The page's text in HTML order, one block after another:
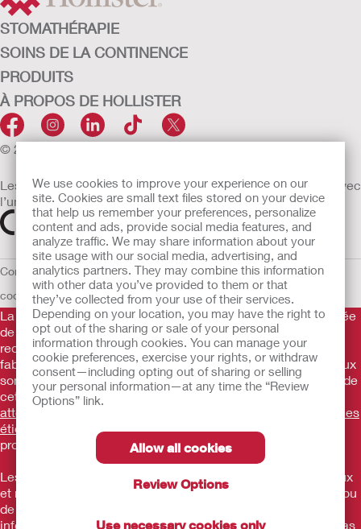
We use cookies to improve your experience on our
site. Cookies are small text files stored on your device
that help us remember your preferences, personalize
content and ads, provide social media features, and
analyze traffic. We may share information about your
site usage with our social media, advertising, and
analytics partners. They may combine this information
with other data you’ve provided to them or that
they’ve collected from your use of their services.
Depending on your location, you may have the right to
opt out of the sharing or sale of your personal
information through cookies. You can manage your
cookie preferences, exercise your rights, or withdraw
consent—including opting out of sharing or selling
your personal information—at any time the “Review
Options” link.
Allow all cookies
Review Options
Use necessary cookies only
STOMATHÉRAPIE
SOINS DE LA CONTINENCE
PRODUITS
À PROPOS DE HOLLISTER
© 2026 Hollister Incorporated
Les dispositifs médicaux vendus dans l’UE sont marqués avec
l’un des symboles suivants selon le besoin
Conditions d'utilisationPolitique de confidentialitéUtilisation des
cookies UE Avis au Dénonciateur
La Gamme de produits Hollister stomathérapie est constituée
de dispositifs d’appareillage d’une stomie permettant le
recueil des effluents. Il s’agit de dispositifs médicaux
fabriqués par Hollister Incorporated. Ces dispositifs médicaux
sont des produits de santé règlementés qui portent, au titre de
cette règlementation, le marquage CE.Consultez
attentivement les instructions figurant sur les notices et/ou les
étiquetages.
Consultez votre médecin ou tout autre
professionnel compétent.
Les informations fournies ne sont pas des conseils médicaux
et ne visent pas à remplacer les conseils de votre médecin ou
de tout autre professionnel de santé compétent. Ces
informations ne doivent pas être utilisées comme aide en cas